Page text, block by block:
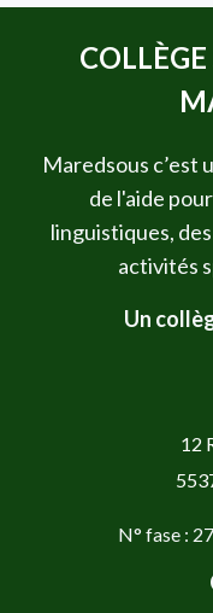
Maredsous c’est
de l'aide
linguistiques,
activités
Un
12
N° fase :